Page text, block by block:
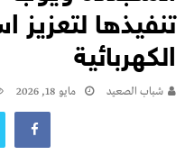
تنفيذها لتعزيز
الكهربائية
شباب الصعيد مايو 18, 2026